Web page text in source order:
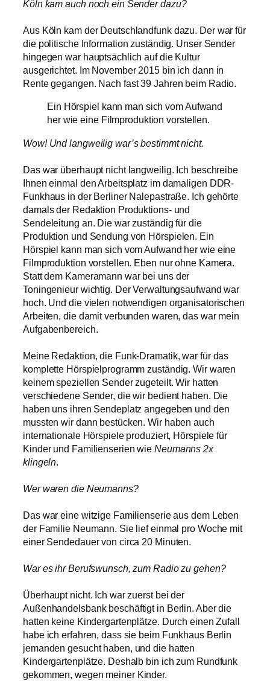
Köln kam auch noch ein Sender dazu?
Aus Köln kam der Deutschlandfunk dazu. Der war für
die politische Information zuständig. Unser Sender
hingegen war hauptsächlich auf die Kultur
ausgerichtet. Im November 2015 bin ich dann in
Rente gegangen. Nach fast 39 Jahren beim Radio.
Ein Hörspiel kann man sich vom Aufwand
her wie eine Filmproduktion vorstellen.
Wow! Und langweilig war’s bestimmt nicht.
Das war überhaupt nicht langweilig. Ich beschreibe
Ihnen einmal den Arbeitsplatz im damaligen DDR-
Funkhaus in der Berliner Nalepastraße. Ich gehörte
damals der Redaktion Produktions- und
Sendeleitung an. Die war zuständig für die
Produktion und Sendung von Hörspielen. Ein
Hörspiel kann man sich vom Aufwand her wie eine
Filmproduktion vorstellen. Eben nur ohne Kamera.
Statt dem Kameramann war bei uns der
Toningenieur wichtig. Der Verwaltungsaufwand war
hoch. Und die vielen notwendigen organisatorischen
Arbeiten, die damit verbunden waren, das war mein
Aufgabenbereich.
Meine Redaktion, die Funk-Dramatik, war für das
komplette Hörspielprogramm zuständig. Wir waren
keinem speziellen Sender zugeteilt. Wir hatten
verschiedene Sender, die wir bedient haben. Die
haben uns ihren Sendeplatz angegeben und den
mussten wir dann bestücken. Wir haben auch
internationale Hörspiele produziert, Hörspiele für
Kinder und Familienserien wie Neumanns 2x
klingeln.
Wer waren die Neumanns?
Das war eine witzige Familienserie aus dem Leben
der Familie Neumann. Sie lief einmal pro Woche mit
einer Sendedauer von circa 20 Minuten.
War es ihr Berufswunsch, zum Radio zu gehen?
Überhaupt nicht. Ich war zuerst bei der
Außenhandelsbank beschäftigt in Berlin. Aber die
hatten keine Kindergartenplätze. Durch einen Zufall
habe ich erfahren, dass sie beim Funkhaus Berlin
jemanden gesucht haben, und die hatten
Kindergartenplätze. Deshalb bin ich zum Rundfunk
gekommen, wegen meiner Kinder.